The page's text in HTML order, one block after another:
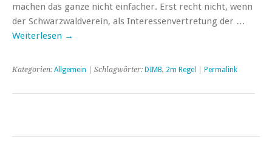
machen das ganze nicht einfacher. Erst recht nicht, wenn
der Schwarzwaldverein, als Interessenvertretung der …
Weiterlesen →
Kategorien: Allgemein | Schlagwörter: DIMB, 2m Regel Permalink